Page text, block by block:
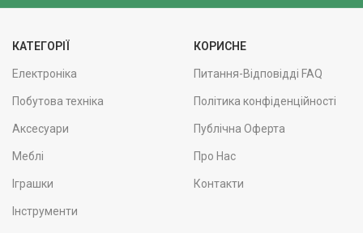
КАТЕГОРІЇ
Електроніка
Побутова техніка
Аксесуари
Меблі
Іграшки
Інструменти
КОРИСНЕ
Питання-Відповідді FAQ
Політика конфіденційності
Публічна Оферта
Про Нас
Контакти